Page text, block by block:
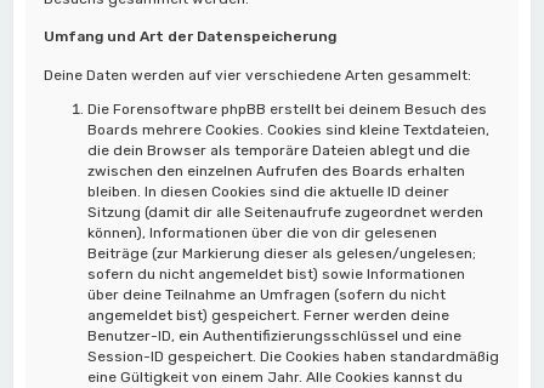
Umfang und Art der Datenspeicherung
Deine Daten werden auf vier verschiedene Arten gesammelt:
Die Forensoftware phpBB erstellt bei deinem Besuch des
Boards mehrere Cookies. Cookies sind kleine Textdateien,
die dein Browser als temporäre Dateien ablegt und die
zwischen den einzelnen Aufrufen des Boards erhalten
bleiben. In diesen Cookies sind die aktuelle ID deiner
Sitzung (damit dir alle Seitenaufrufe zugeordnet werden
können), Informationen über die von dir gelesenen
Beiträge (zur Markierung dieser als gelesen/ungelesen;
sofern du nicht angemeldet bist) sowie Informationen
über deine Teilnahme an Umfragen (sofern du nicht
angemeldet bist) gespeichert. Ferner werden deine
Benutzer-ID, ein Authentifizierungsschlüssel und eine
Session-ID gespeichert. Die Cookies haben standardmäßig
eine Gültigkeit von einem Jahr. Alle Cookies kannst du